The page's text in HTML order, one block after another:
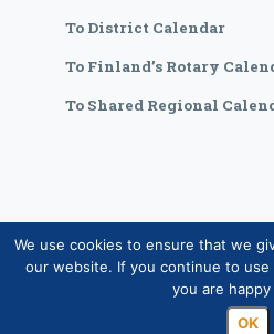
To District Calendar
To Finland’s Rotary
To Shared Regional
Copyright © Suomen
Jäsentietojärjestelmän
käsittely
We use cookies to ensure that we
our website. If you continue to
you are
OK